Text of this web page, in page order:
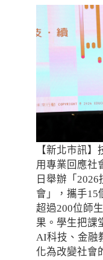
【新北市訊
用專業回應社
日舉辦「
會」，攜手15
超過200位師
果。學生把課
AI科技、金融
化為改變社會